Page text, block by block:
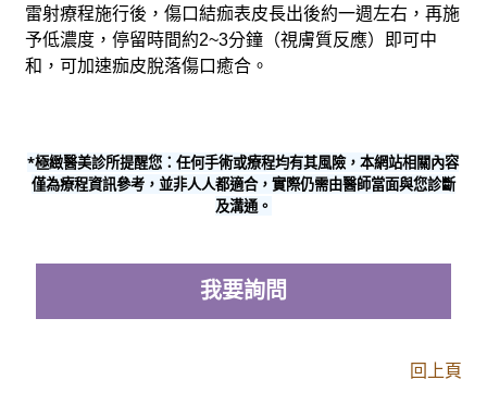
雷射療程施行後，傷口結痂表皮長出後約一週左右，再施
予低濃度，停留時間約2~3分鐘（視膚質反應）即可中
和，可加速痂皮脫落傷口癒合。
*極緻醫美診所提醒您：任何手術或療程均有其風險，本網站相關內容
僅為療程資訊參考，並非人人都適合，實際仍需由醫師當面與您診斷
及溝通。
我要詢問
回上頁